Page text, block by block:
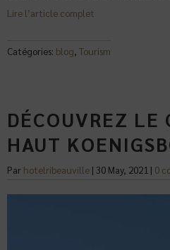
Lire l’article complet
Catégories: blog, Tourism
DÉCOUVREZ LE
HAUT
Par hotelribeauville | 30 May, 2021 | 0